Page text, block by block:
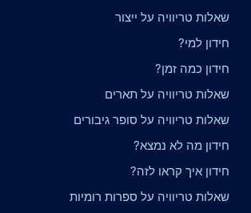
שאלות טריוויה על ייצור
חידון למי?
חידון כמה זמן?
שאלות טריוויה על תארים
שאלות טריוויה על סופר גיבורים
חידון מה לא נמצא?
חידון איך קראו לזה?
שאלות טריוויה על ספרות רומיות